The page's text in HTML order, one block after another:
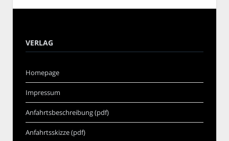
VERLAG
Homepage
Impressum
Anfahrtsbeschreibung (pdf)
Anfahrtsskizze (pdf)